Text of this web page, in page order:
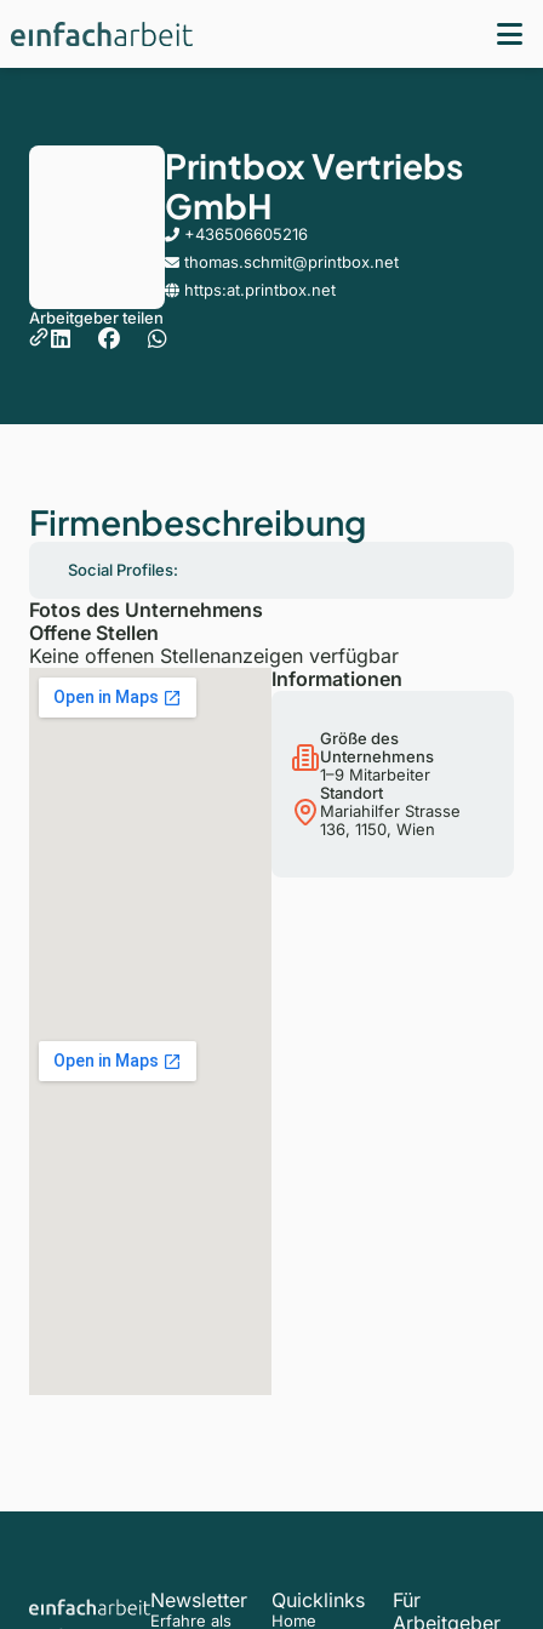
Printbox Vertriebs
GmbH
+436506605216
thomas.schmit@printbox.net
https:at.printbox.net
Arbeitgeber teilen
Firmenbeschreibung
Social Profiles:
Fotos des Unternehmens
Offene Stellen
Keine offenen Stellenanzeigen verfügbar
Informationen
Größe des
Unternehmens
1–9 Mitarbeiter
Standort
Mariahilfer Strasse
136, 1150, Wien
Quicklinks
Home
Für
Arbeitgeber
Newsletter
Erfahre als